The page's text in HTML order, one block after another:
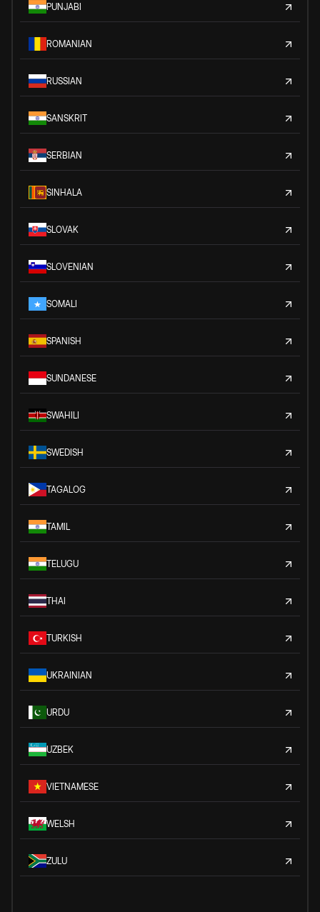
PUNJABI
ROMANIAN
RUSSIAN
SANSKRIT
SERBIAN
SINHALA
SLOVAK
SLOVENIAN
SOMALI
SPANISH
SUNDANESE
SWAHILI
SWEDISH
TAGALOG
TAMIL
TELUGU
THAI
TURKISH
UKRAINIAN
URDU
UZBEK
VIETNAMESE
WELSH
ZULU